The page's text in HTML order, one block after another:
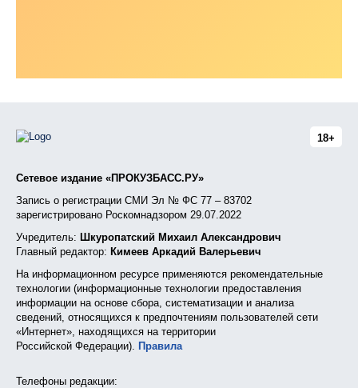
18+
Сетевое издание «ПРОКУЗБАСС.РУ»
Запись о регистрации СМИ Эл № ФС 77 – 83702
зарегистрировано Роскомнадзором 29.07.2022
Учредитель: Шкуропатский Михаил Александрович
Главный редактор: Кимеев Аркадий Валерьевич
На информационном ресурсе применяются рекомендательные
технологии (информационные технологии предоставления
информации на основе сбора, систематизации и анализа
сведений, относящихся к предпочтениям пользователей сети
«Интернет», находящихся на территории
Российской Федерации). Правила
Телефоны редакции: